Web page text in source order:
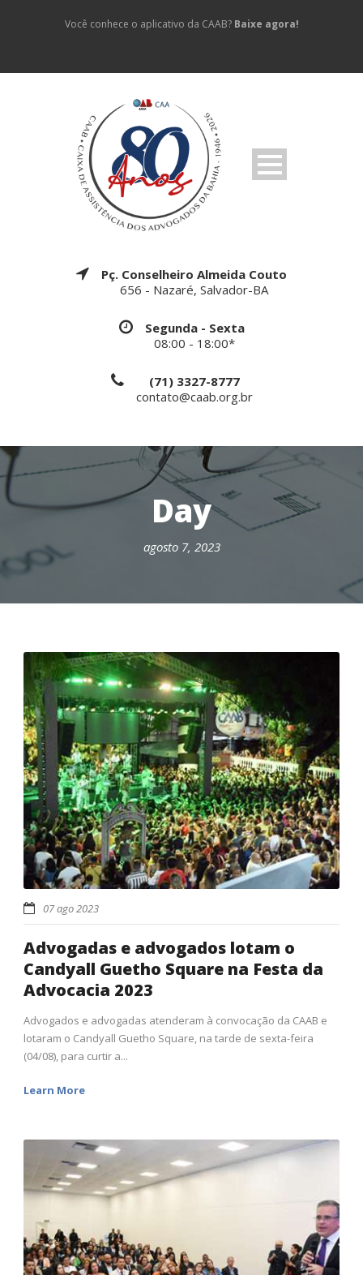
Você conhece o aplicativo da CAAB? Baixe agora!
Pç. Conselheiro Almeida Couto
656 - Nazaré, Salvador-BA
Segunda - Sexta
08:00 - 18:00*
(71) 3327-8777
contato@caab.org.br
Day
agosto 7, 2023
07 ago 2023
Advogadas e advogados lotam o
Candyall Guetho Square na Festa da
Advocacia 2023
Advogados e advogadas atenderam à convocação da CAAB e
lotaram o Candyall Guetho Square, na tarde de sexta-feira
(04/08), para curtir a...
Learn More